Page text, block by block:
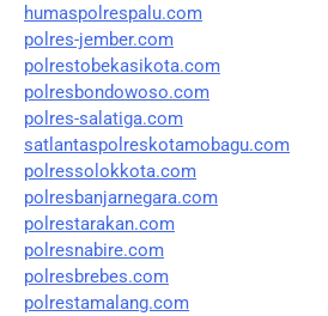
humaspolrespalu.com
polres-jember.com
polrestobekasikota.com
polresbondowoso.com
polres-salatiga.com
satlantaspolreskotamobagu.com
polressolokkota.com
polresbanjarnegara.com
polrestarakan.com
polresnabire.com
polresbrebes.com
polrestamalang.com